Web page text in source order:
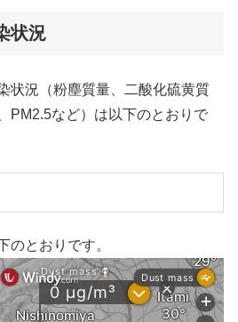
状況
状況（粉塵質量、二酸化硫黄質
PM2.5など）は以下のとおりで
のとおりです。